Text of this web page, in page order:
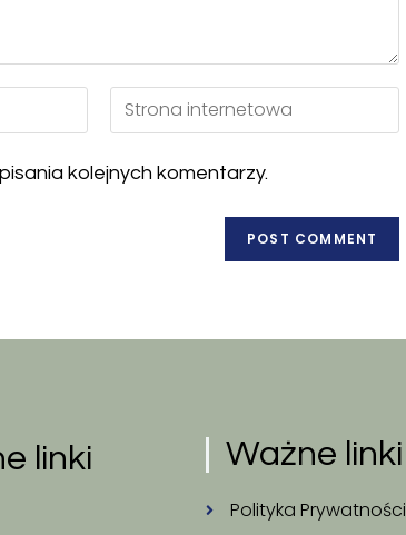
kolejnych komentarzy.
linki Ważne linki
Polityka Prywatności